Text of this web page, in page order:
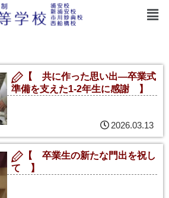
【 共に作った思い出—卒業式
準備を支えた1-2年生に感謝 】
2026.03.13
【 卒業生の新たな門出を祝し
て 】